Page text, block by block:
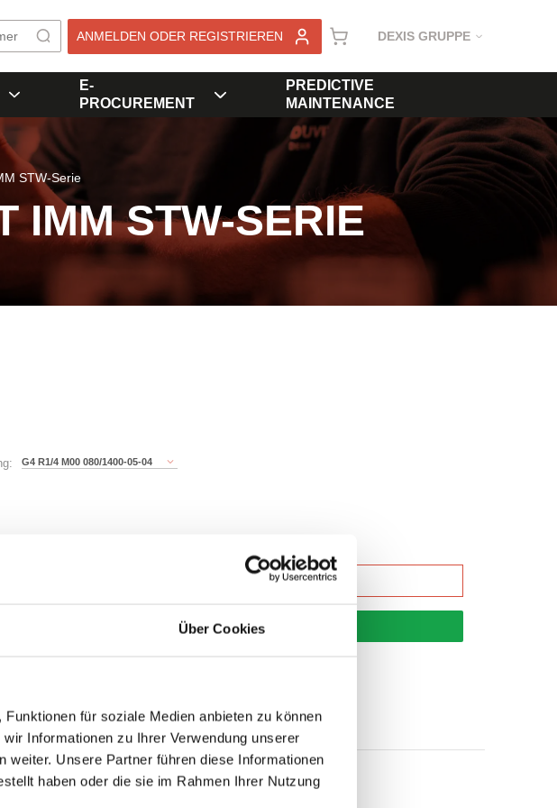
Über Cookies
für soziale Medien anbieten zu können
Informationen zu Ihrer Verwendung unserer
weiter. Unsere Partner führen diese Informationen
haben oder die sie im Rahmen Ihrer Nutzung
ANMELDEN ODER REGISTRIEREN DEXIS GRUPPE
E-
PROCUREMENT
PREDICTIVE
MAINTENANCE
STW-Serie
IMM STW-SERIE
G4 R1/4 M00 080/1400-05-04